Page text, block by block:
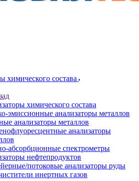
химического состава
химического состава
эмиссионные анализаторы металлов
анализаторы металлов
анализаторы
абсорбционные спектрометры
нефтепродуктов
потоковые анализаторы руды
инертных газов